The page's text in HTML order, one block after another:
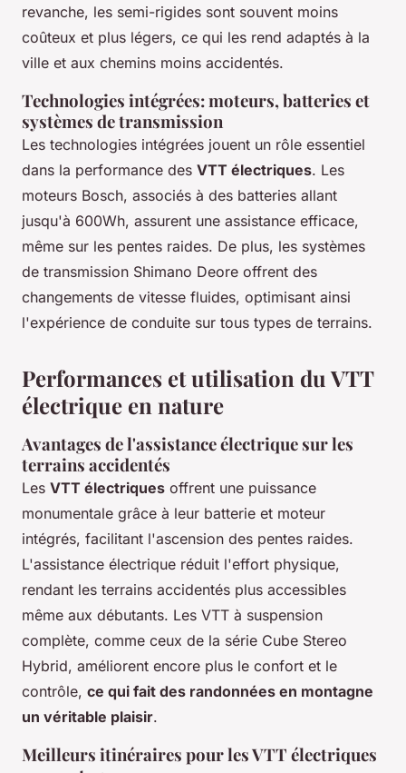
revanche, les semi-rigides sont souvent moins
coûteux et plus légers, ce qui les rend adaptés à la
ville et aux chemins moins accidentés.
Technologies intégrées: moteurs, batteries et
systèmes de transmission
Les technologies intégrées jouent un rôle essentiel
dans la performance des VTT électriques. Les
moteurs Bosch, associés à des batteries allant
jusqu'à 600Wh, assurent une assistance efficace,
même sur les pentes raides. De plus, les systèmes
de transmission Shimano Deore offrent des
changements de vitesse fluides, optimisant ainsi
l'expérience de conduite sur tous types de terrains.
Performances et utilisation du VTT
électrique en nature
Avantages de l'assistance électrique sur les
terrains accidentés
Les VTT électriques offrent une puissance
monumentale grâce à leur batterie et moteur
intégrés, facilitant l'ascension des pentes raides.
L'assistance électrique réduit l'effort physique,
rendant les terrains accidentés plus accessibles
même aux débutants. Les VTT à suspension
complète, comme ceux de la série Cube Stereo
Hybrid, améliorent encore plus le confort et le
contrôle, ce qui fait des randonnées en montagne
un véritable plaisir.
Meilleurs itinéraires pour les VTT électriques